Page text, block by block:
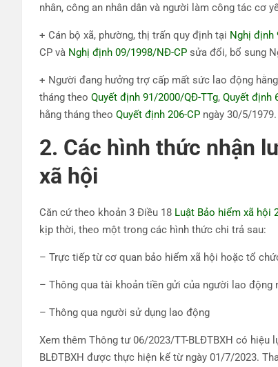
nhân, công an nhân dân và người làm công tác cơ
+ Cán bộ xã, phường, thị trấn quy định tại Nghị định
CP và Nghị định 09/1998/NĐ-CP sửa đổi, bổ sung
+ Người đang hưởng trợ cấp mất sức lao động
tháng theo Quyết định 91/2000/QĐ-TTg, Quyết định
hằng tháng theo Quyết định 206-CP ngày 30/5/1979.
2. Các hình thức nhận
xã hội
Căn cứ theo khoản 3 Điều 18 Luật Bảo hiểm xã hội
kịp thời, theo một trong các hình thức chi trả sau:
– Trực tiếp từ cơ quan bảo hiểm xã hội hoặc tổ
– Thông qua tài khoản tiền gửi của người lao động
– Thông qua người sử dụng lao động
Xem thêm Thông tư 06/2023/TT-BLĐTBXH có
BLĐTBXH được thực hiện kể từ ngày 01/7/2023.